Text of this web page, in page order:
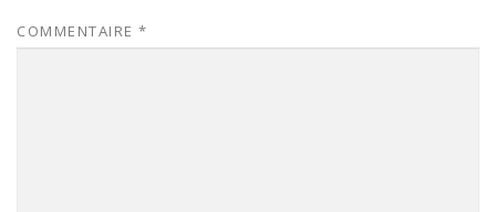
COMMENTAIRE *